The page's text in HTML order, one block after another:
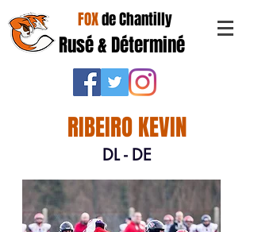
FOXde Chantilly
Rusé & Déterminé
RIBEIRO KEVIN
DL - DE